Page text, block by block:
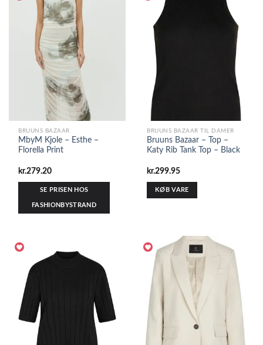
BRUUNS BAZAAR
MbyM Kjole – Esthe –
Florella Print
kr.279.20
SE PRISEN HOS
FASHIONBYSTRAND
BRUUNS BAZAAR TIL DAMER
Bruuns Bazaar – Top –
Katy Rib Tank Top – Black
kr.299.95
KØB VARE